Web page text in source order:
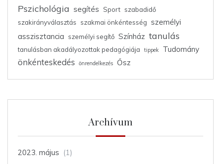
Pszichológia segítés Sport szabadidő
szakirányválasztás
szakmai önkéntesség személyi
asszisztancia
személyi segítő Színház tanulás
tanulásban akadályozottak pedagógiája tippek Tudomány
önkénteskedés önrendelkezés Ősz
Archívum
2023. május (1)